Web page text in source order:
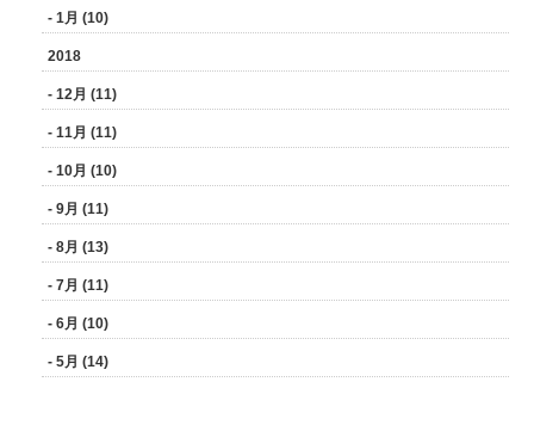
- 1月 (10)
2018
- 12月 (11)
- 11月 (11)
- 10月 (10)
- 9月 (11)
- 8月 (13)
- 7月 (11)
- 6月 (10)
- 5月 (14)